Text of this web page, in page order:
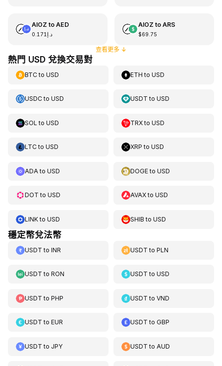
AIOZ to AED
د.إ0.171
AIOZ to ARS
$69.75
查看更多↓
熱門 USD 兌換交易對
BTCto USD ETH toUSD
USDCto USD USDT toUSD
SOL to USD TRXtoUSD
LTCto USD XRP toUSD
ADA to USD DOGEtoUSD
DOT to USD AVAXtoUSD
LINKto USD SHIB toUSD
穩定幣兌法幣
USDT to INR USDT toPLN
USDT to RON USDT toUSD
USDT to PHP USDT toVND
USDT to EUR USDT toGBP
USDT to JPY USDT to AUD